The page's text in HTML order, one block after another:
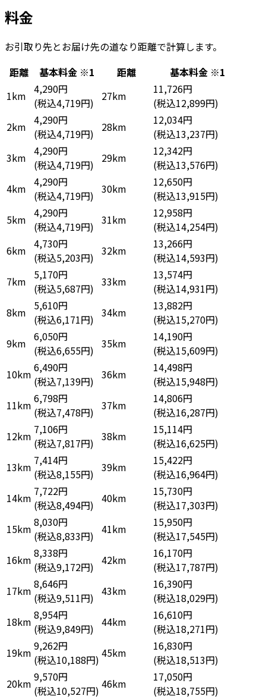
料金
お引取り先とお届け先の道なり距離で計算します。
距離
基本料金 ※1 距離 基本料金 ※1
1km 4,290円
(税込4,719円)
27km
11,726円
(税込12,899円)
2km 4,290円
(税込4,719円)
28km
12,034円
(税込13,237円)
3km 4,290円
(税込4,719円)
29km
12,342円
(税込13,576円)
4km 4,290円
(税込4,719円) 30km
12,650円
(税込13,915円)
5km 4,290円
(税込4,719円) 31km
12,958円
(税込14,254円)
6km 4,730円
(税込5,203円) 32km
13,266円
(税込14,593円)
7km
5,170円
(税込5,687円) 33km
13,574円
(税込14,931円)
8km
5,610円
(税込6,171円) 34km
13,882円
(税込15,270円)
9km 6,050円
(税込6,655円) 35km
14,190円
(税込15,609円)
10km 6,490円
(税込7,139円) 36km
14,498円
(税込15,948円)
11km 6,798円
(税込7,478円) 37km
14,806円
(税込16,287円)
12km 7,106円
(税込7,817円) 38km
15,114円
(税込16,625円)
13km 7,414円
(税込8,155円) 39km
15,422円
(税込16,964円)
14km 7,722円
(税込8,494円) 40km
15,730円
(税込17,303円)
15km 8,030円
(税込8,833円) 41km
15,950円
(税込17,545円)
16km 8,338円
(税込9,172円) 42km
16,170円
(税込17,787円)
17km 8,646円
(税込9,511円) 43km
16,390円
(税込18,029円)
18km 8,954円
(税込9,849円) 44km
16,610円
(税込18,271円)
19km 9,262円
(税込10,188円) 45km
16,830円
(税込18,513円)
20km 9,570円
(税込10,527円) 46km
17,050円
(税込18,755円)